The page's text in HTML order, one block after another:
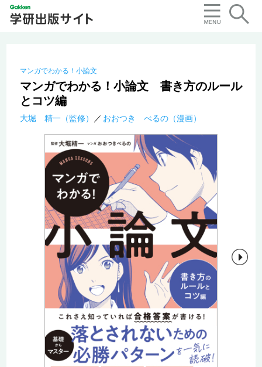
マンガでわかる！小論文
マンガでわかる！小論文 書き方のルール
とコツ編
大堀 精一（監修） おおつき べるの（漫画）